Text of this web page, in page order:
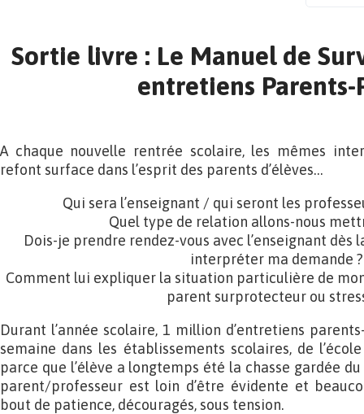
Sortie livre : Le Manuel de
entretiens Parents-
A chaque nouvelle rentrée scolaire, les mêmes
refont surface dans l’esprit des parents d’élèves…
Qui sera l’enseignant / qui seront les
Quel type de relation allons-nous
Dois-je prendre rendez-vous avec l’enseignant dès
interpréter ma demande ?
Comment lui expliquer la situation particulière de
parent surprotecteur ou
Durant l’année scolaire, 1 million d’entretiens
semaine dans les établissements scolaires, de
parce que l’élève a longtemps été la chasse gardée
parent/professeur est loin d’être évidente et
bout de patience, découragés, sous tension.